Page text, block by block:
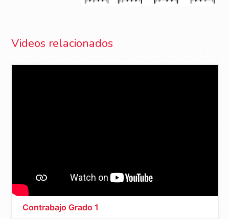
Videos relacionados
Contrabajo Grado 1